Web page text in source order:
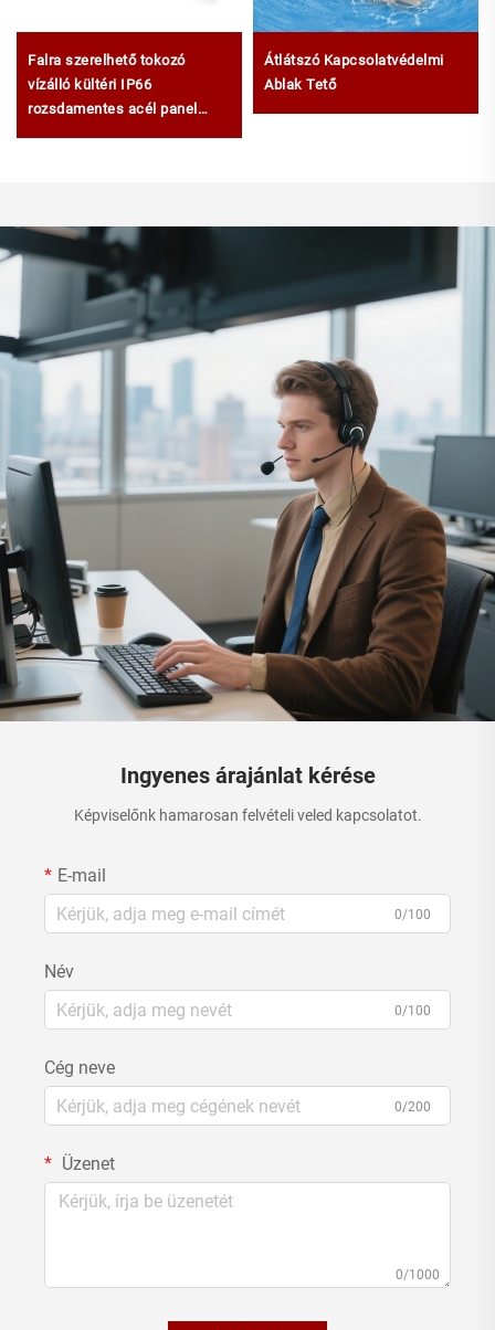
Falra szerelhető tokozó
vízálló kültéri IP66
rozsdamentes acél panel
Átlátszó Kapcsolatvédelmi
Ablak Tető
Ingyenes árajánlat kérése
Képviselőnk hamarosan felvételi veled kapcsolatot.
E-mail
0/100
Név
0/100
Cég neve
0/200
Üzenet
0/1000